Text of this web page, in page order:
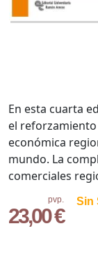
pvp.
23,00 €
Sin
En esta cuarta
el
económica
mundo. La
comerciales